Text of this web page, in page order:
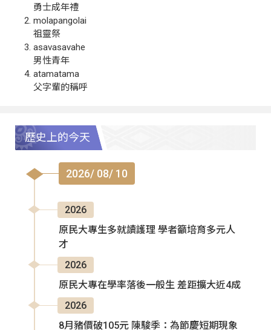
勇士成年禮
molapangolai
祖靈祭
asavasavahe
男性青年
atamatama
父字輩的稱呼
歷史上的今天
2026/ 08/ 10
2026
原民大專生多就讀護理 學者籲培育多元人
才
2026
原民大專在學率落後一般生 差距擴大近4成
2026
8月豬價破105元 陳駿季：為節慶短期現象